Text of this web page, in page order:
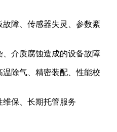
故障、传感器失灵、参数紊
介质腐蚀造成的设备故障
除气、精密装配、性能校
保、长期托管服务